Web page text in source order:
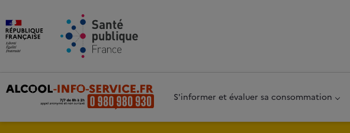
S'informer et évaluer sa consommation